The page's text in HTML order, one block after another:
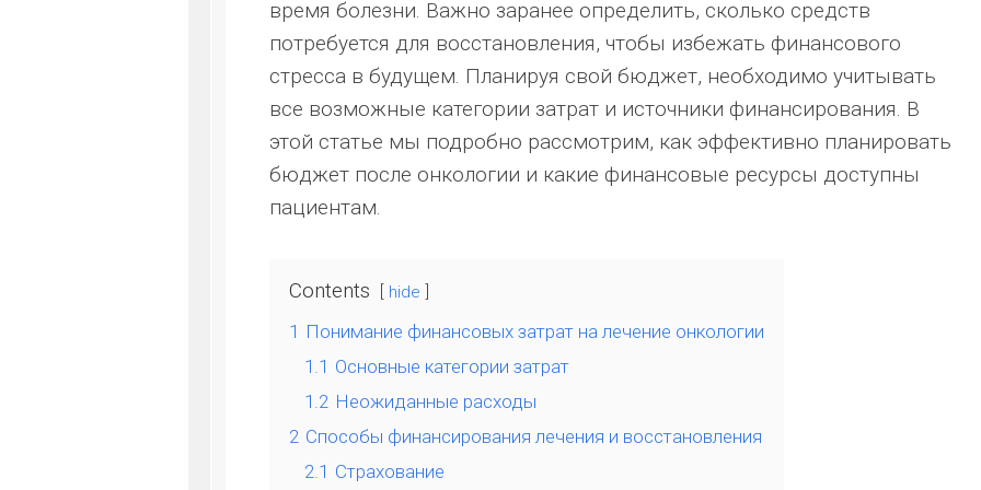
время болезни. Важно заранее определить, сколько средств
потребуется для восстановления, чтобы избежать финансового
стресса в будущем. Планируя свой бюджет, необходимо учитывать
все возможные категории затрат и источники финансирования. В
этой статье мы подробно рассмотрим, как эффективно планировать
бюджет после онкологии и какие финансовые ресурсы доступны
пациентам.
Contents hide
1 Понимание финансовых затрат на лечение онкологии
1.1 Основные категории затрат
1.2 Неожиданные расходы
2 Способы финансирования лечения и восстановления
2.1 Страхование